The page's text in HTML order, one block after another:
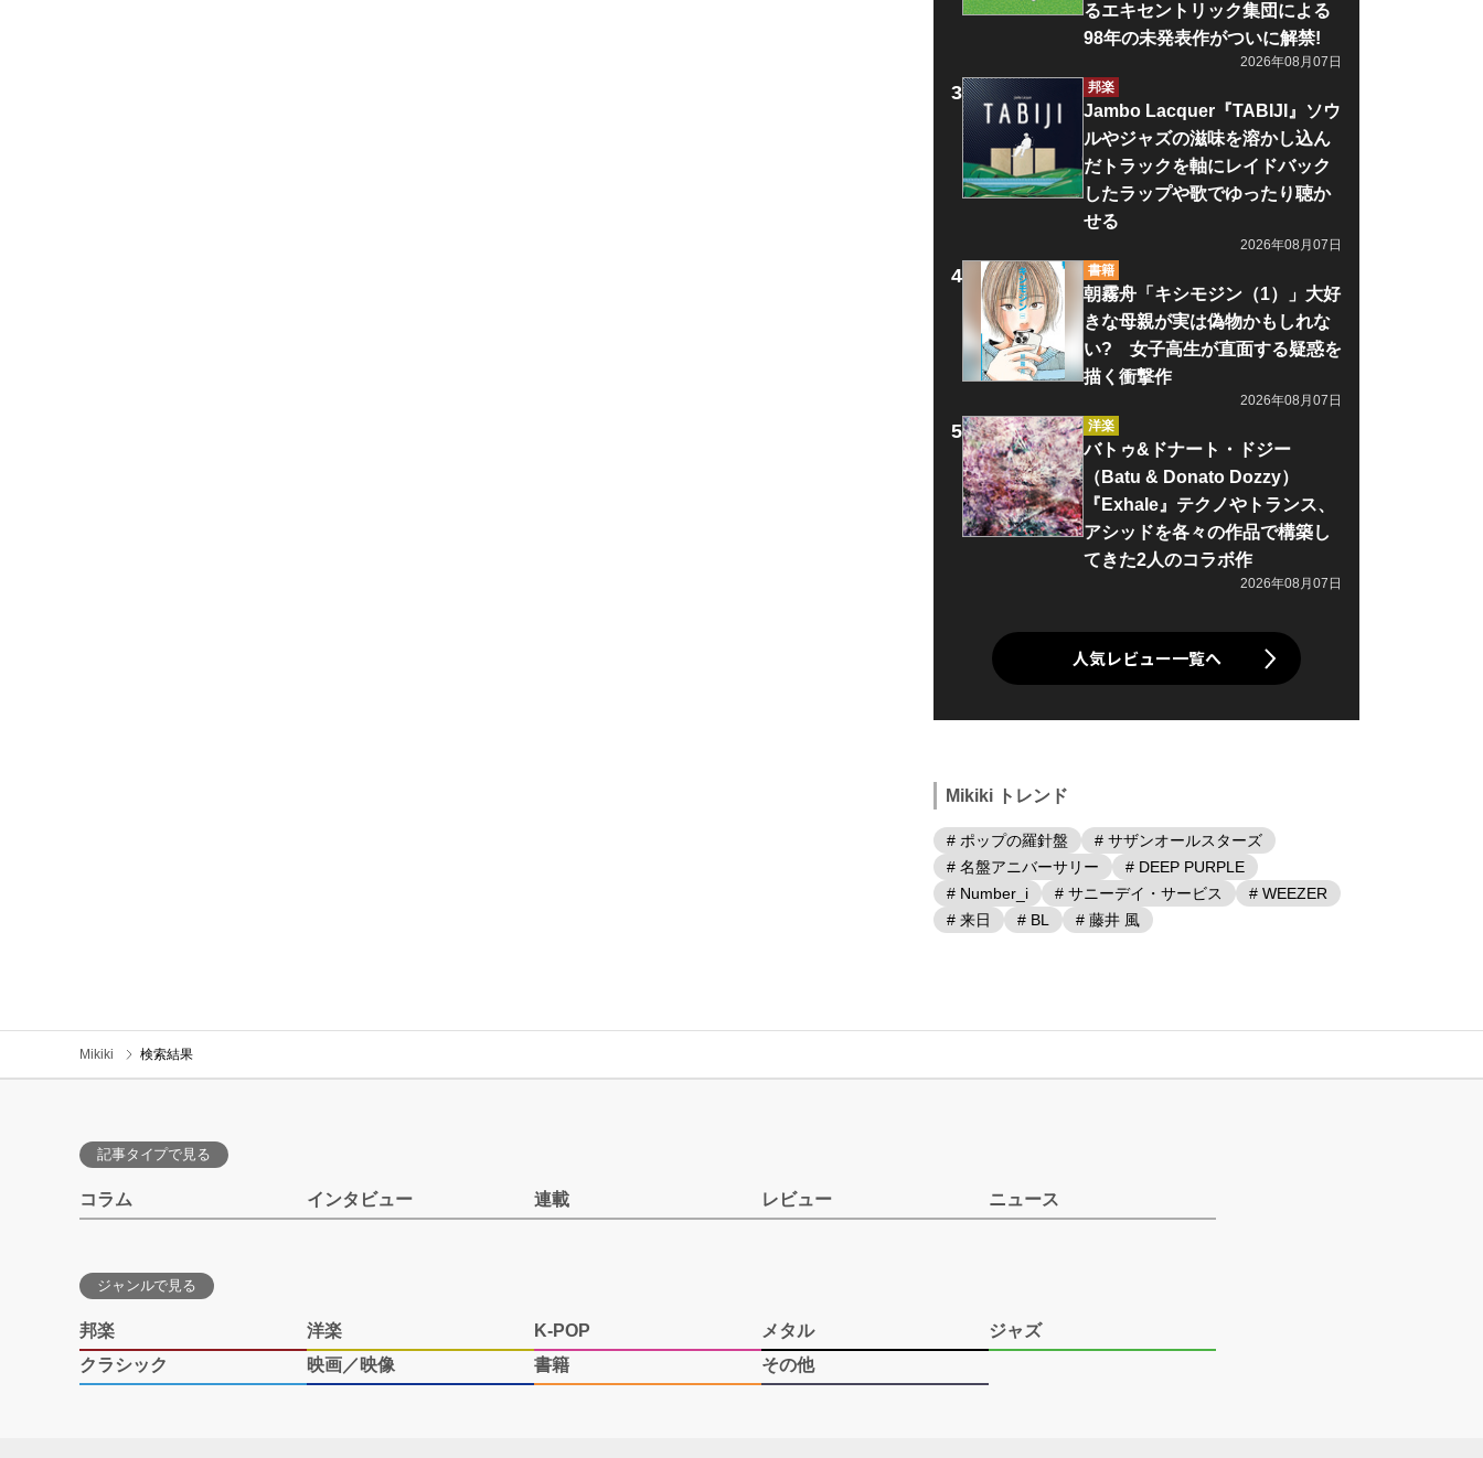
るエキセントリック集団による
98年の未発表作がついに解禁!
2026年08月07日
邦楽
Jambo Lacquer『TABIJI』ソウ
ルやジャズの滋味を溶かし込ん
だトラックを軸にレイドバック
したラップや歌でゆったり聴か
せる
2026年08月07日
書籍
朝霧舟「キシモジン（1）」大好
きな母親が実は偽物かもしれな
い? 女子高生が直面する疑惑を
描く衝撃作
2026年08月07日
洋楽
バトゥ&ドナート・ドジー
（Batu & Donato Dozzy）
『Exhale』テクノやトランス、
アシッドを各々の作品で構築し
てきた2人のコラボ作
2026年08月07日
人気レビュー一覧へ
Mikiki トレンド
# ポップの羅針盤
# サザンオールスターズ
# 名盤アニバーサリー
# DEEP PURPLE
# Number_i
# サニーデイ・サービス
# WEEZER
# 来日
# BL # 藤井 風
Mikiki 検索結果
記事タイプで見る
コラム インタビュー 連載 レビュー ニュース
ジャンルで見る
邦楽 洋楽 K-POP メタル
ジャズ
クラシック
映画／映像 書籍 その他